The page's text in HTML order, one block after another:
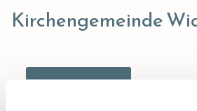
Kirchengemeinde